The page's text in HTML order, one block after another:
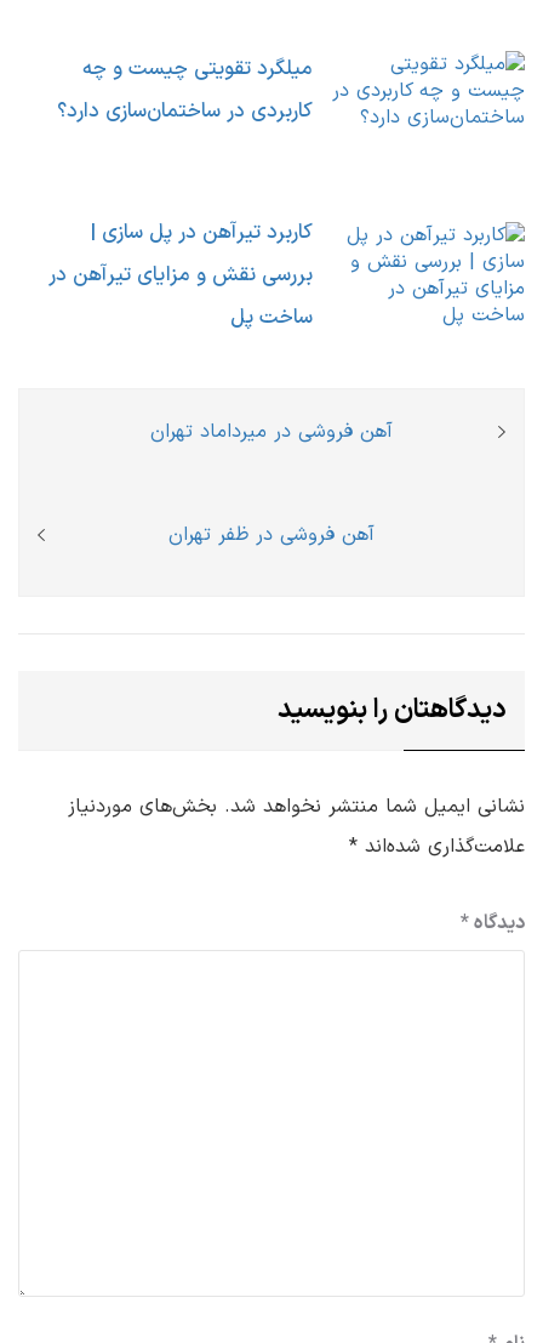
میلگرد تقویتی چیست و چه
کاربردی در ساختمان‌سازی دارد؟
کاربرد تیرآهن در پل ‌سازی |
بررسی نقش و مزایای تیرآهن در
ساخت پل
راهبری
Previous
آهن فروشی در میرداماد تهران
Next
آهن فروشی در ظفر تهران
دیدگاهتان را بنویسید
نشانی ایمیل شما منتشر نخواهد شد. بخش‌های موردنیاز
علامت‌گذاری شده‌اند *
دیدگاه*